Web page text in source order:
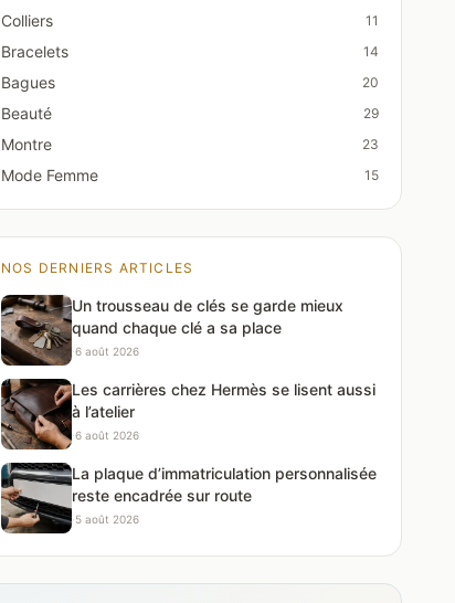
Colliers 11
Bracelets 14
Bagues 20
Beauté 29
Montre 23
Mode Femme 15
NOS DERNIERS ARTICLES
Un trousseau de clés se garde mieux
quand chaque clé a sa place
·6 août 2026
Les carrières chez Hermès se lisent aussi
à l’atelier
·6 août 2026
La plaque d’immatriculation personnalisée
reste encadrée sur route
·5 août 2026